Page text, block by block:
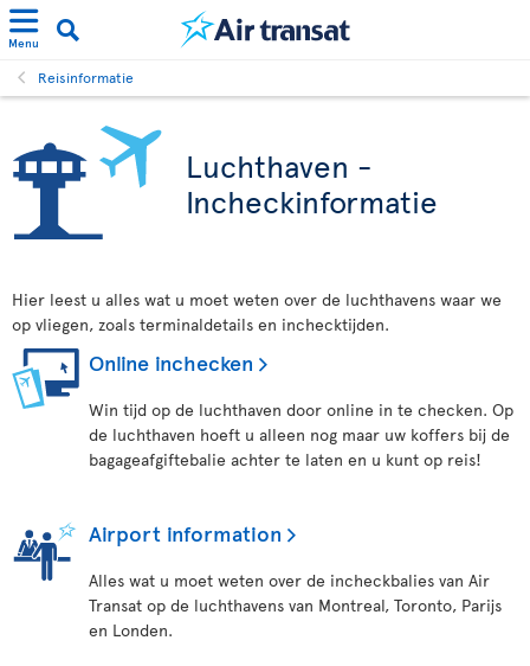
Menu
Reisinformatie
Luchthaven -
Incheckinformatie
Hier leest u alles wat u moet weten over de luchthavens waar we
op vliegen, zoals terminaldetails en inchecktijden.
Online inchecken
Win tijd op de luchthaven door online in te checken. Op
de luchthaven hoeft u alleen nog maar uw koffers bij de
bagageafgiftebalie achter te laten en u kunt op reis!
Airport information
Alles wat u moet weten over de incheckbalies van Air
Transat op de luchthavens van Montreal, Toronto, Parijs
en Londen.